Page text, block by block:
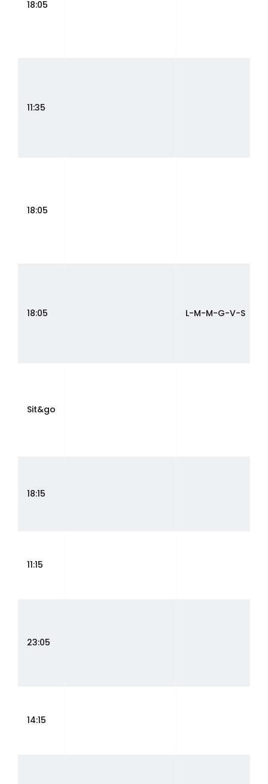
18:05
11:35
18:05
18:05 L-M-M-G-V-S
Sit&go
18:15
11:15
23:05
14:15